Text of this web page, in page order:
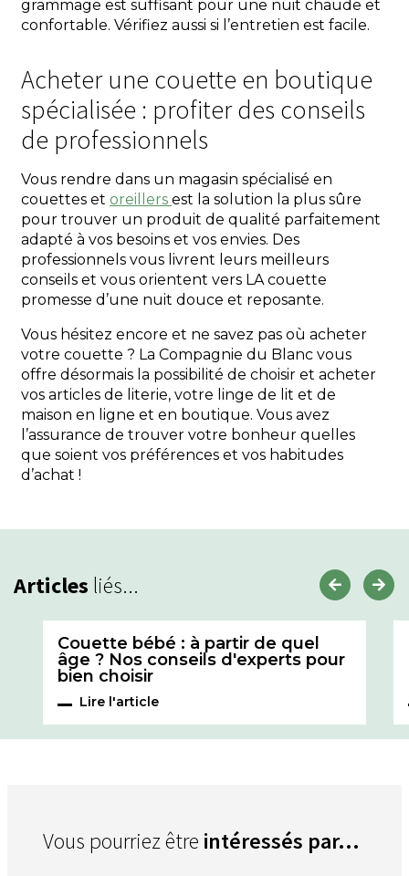
grammage est suffisant pour une nuit chaude et
confortable. Vérifiez aussi si l’entretien est facile.
Acheter une couette en boutique
spécialisée : profiter des conseils
de professionnels
Vous rendre dans un magasin spécialisé en
couettes et oreillers est la solution la plus sûre
pour trouver un produit de qualité parfaitement
adapté à vos besoins et vos envies. Des
professionnels vous livrent leurs meilleurs
conseils et vous orientent vers LA couette
promesse d’une nuit douce et reposante.
Vous hésitez encore et ne savez pas où acheter
votre couette ? La Compagnie du Blanc vous
offre désormais la possibilité de choisir et acheter
vos articles de literie, votre linge de lit et de
maison en ligne et en boutique. Vous avez
l’assurance de trouver votre bonheur quelles
que soient vos préférences et vos habitudes
d’achat !
Articles liés...
Couette bébé : à partir de quel
âge ? Nos conseils d'experts pour
bien choisir
Lire l'article
Vous pourriez être intéressés par...